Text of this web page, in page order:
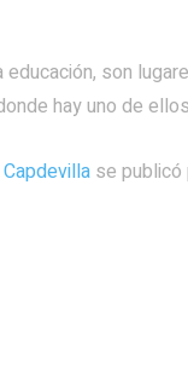
son
hay uno de
se publicó